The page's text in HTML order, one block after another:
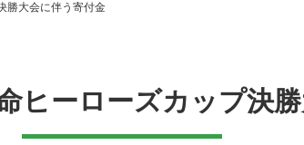
勝大会に伴う寄付金
ヒーローズカップ決